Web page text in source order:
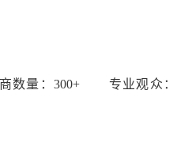
数量：300+ 专业观众：